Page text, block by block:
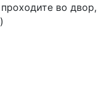
во двор,